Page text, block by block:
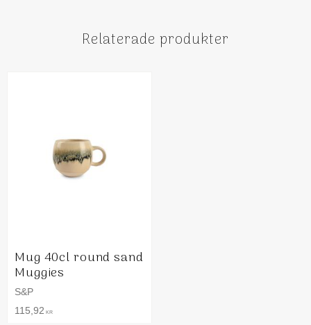
Relaterade produkter
Mug 40cl round sand
Muggies
S&P
115,92 KR